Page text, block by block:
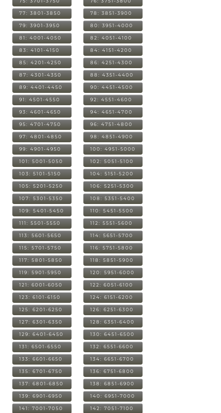
77: 3801-3850 78: 3851-3900
79: 3901-3950 80: 3951-4000
81: 4001-4050 82: 4051-4100
83: 4101-4150 84: 4151-4200
85: 4201-4250 86: 4251-4300
87: 4301-4350 88: 4351-4400
89: 4401-4450 90: 4451-4500
91: 4501-4550 92: 4551-4600
93: 4601-4650 94: 4651-4700
95: 4701-4750 96: 4751-4800
97: 4801-4850 98: 4851-4900
99: 4901-4950 100: 4951-5000
101: 5001-5050 102: 5051-5100
103: 5101-5150 104: 5151-5200
105: 5201-5250 106: 5251-5300
107: 5301-5350 108: 5351-5400
109: 5401-5450 110: 5451-5500
111: 5501-5550 112: 5551-5600
113: 5601-5650 114: 5651-5700
115: 5701-5750 116: 5751-5800
117: 5801-5850 118: 5851-5900
119: 5901-5950 120: 5951-6000
121: 6001-6050 122: 6051-6100
123: 6101-6150 124: 6151-6200
125: 6201-6250 126: 6251-6300
127: 6301-6350 128: 6351-6400
129: 6401-6450 130: 6451-6500
131: 6501-6550 132: 6551-6600
133: 6601-6650 134: 6651-6700
135: 6701-6750 136: 6751-6800
137: 6801-6850 138: 6851-6900
139: 6901-6950 140: 6951-7000
141: 7001-7050 142: 7051-7100